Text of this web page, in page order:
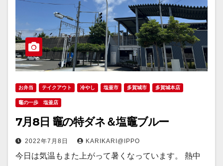
お弁当 テイクアウト 冷やし 塩釜市 多賀城市 多賀城本店
竈の一歩 塩釜店
7月8日 竈の特ダネ＆塩竈ブルー
2022年7月8日 KARIKARI@IPPO
今日は気温もまた上がって暑くなっています。 熱中